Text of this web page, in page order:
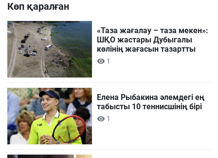
Көп қаралған
«Таза жағалау – таза мекен»:
ШҚО жастары Дубыгалы
көлінің жағасын тазартты
1
Елена Рыбакина әлемдегі ең
табысты 10 теннисшінің бірі
1